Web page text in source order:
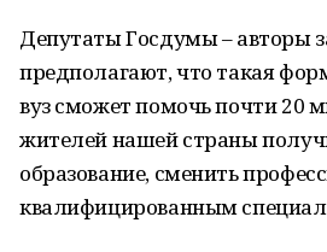
Депутаты Госдумы – авторы
предполагают, что такая
вуз сможет помочь почти 20
жителей нашей страны
образование, сменить
квалифицированным